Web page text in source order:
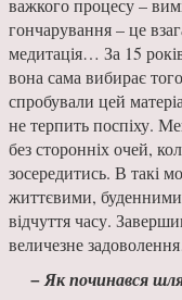
важкого процесу –
гончарування – це
медитація… За 15
вона сама вибирає
спробу­вали цей
не терпить по­спіху.
без сторонніх очей,
зосередитись. В такі
життєвими, буденними
відчуття часу.
величез­не
− Як починався